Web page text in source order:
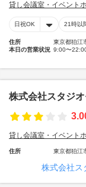
貸し会議室・イベント
日祝OK 21時以
住所
東京都狛江
本日の営業状況 9:00〜
株式会社スタジ
貸し会議室・イベント
住所 東京都狛江
株式会社ス